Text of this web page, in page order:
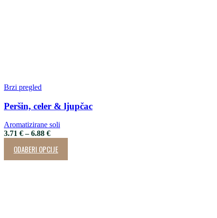
Brzi pregled
Peršin, celer & ljupčac
Aromatizirane soli
3.71 € – 6.88 €
ODABERI OPCIJE